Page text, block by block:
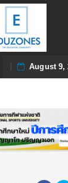
August 9,